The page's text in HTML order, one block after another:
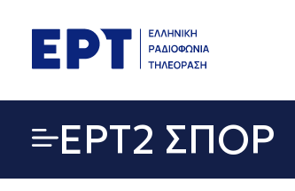
περιεχόμενο
EΡΤ2 ΣΠΟΡ